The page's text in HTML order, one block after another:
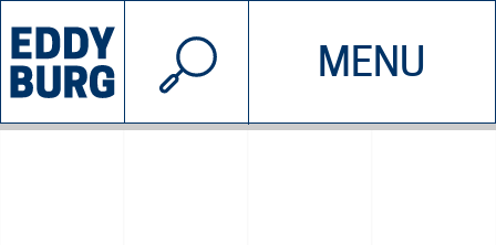
MENU
INIZIATIVE CHI SIAMO
© 2026 EDDYBURG